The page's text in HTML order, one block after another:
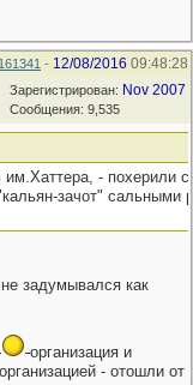
- 12/08/2016 09:48:28
Зарегистрирован: Nov 2007
Сообщения: 9,535
- похерили с
зачот" сальными
задумывался как
организация и
- отошли от